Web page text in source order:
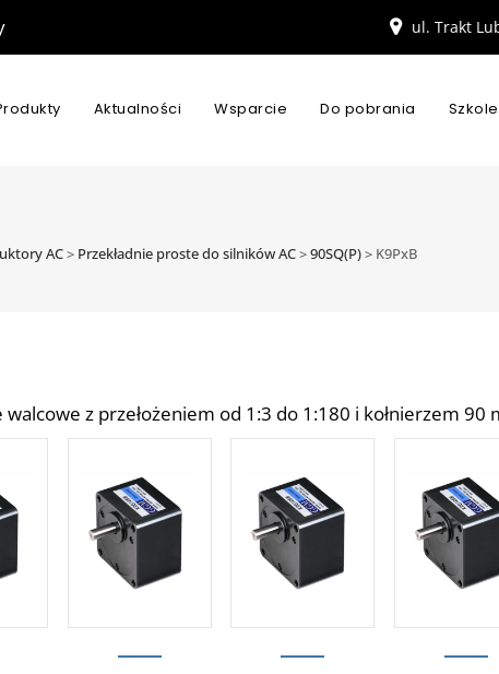
ul. Trakt
Aktualności Wsparcie Do pobrania
AC> Przekładnie proste do silników AC>90SQ(P)> K9PxB
walcowe z przełożeniem od 1:3 do 1:180 i kołnierzem 90